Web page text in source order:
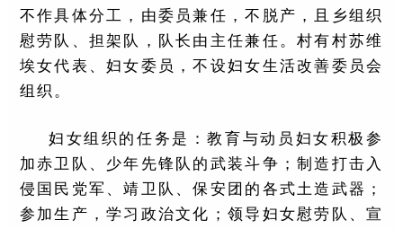
不作具体分工，由委员兼任，不脱产，且乡组织
慰劳队、担架队，队长由主任兼任。村有村苏维
埃女代表、妇女委员，不设妇女生活改善委员会
组织。
妇女组织的任务是：教育与动员妇女积极参
加赤卫队、少年先锋队的武装斗争；制造打击入
侵国民党军、靖卫队、保安团的各式土造武器；
参加生产，学习政治文化；领导妇女慰劳队、宣